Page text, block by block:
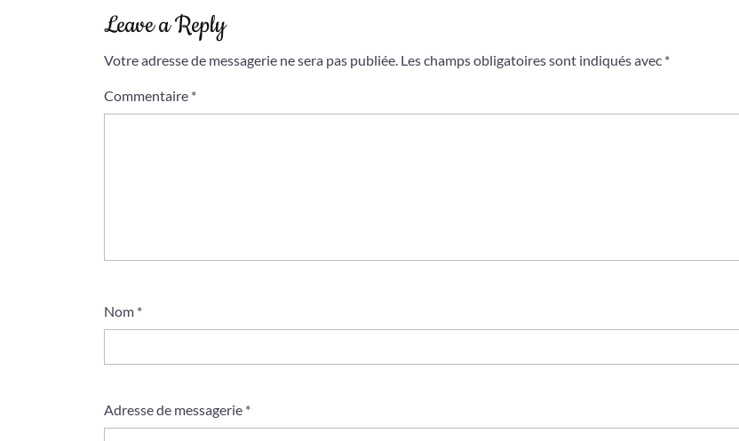
l’article
Leave a Reply
Votre adresse de messagerie ne sera pas publiée. Les champs obligatoires sont indiqués avec *
Commentaire *
Nom *
Adresse de messagerie *